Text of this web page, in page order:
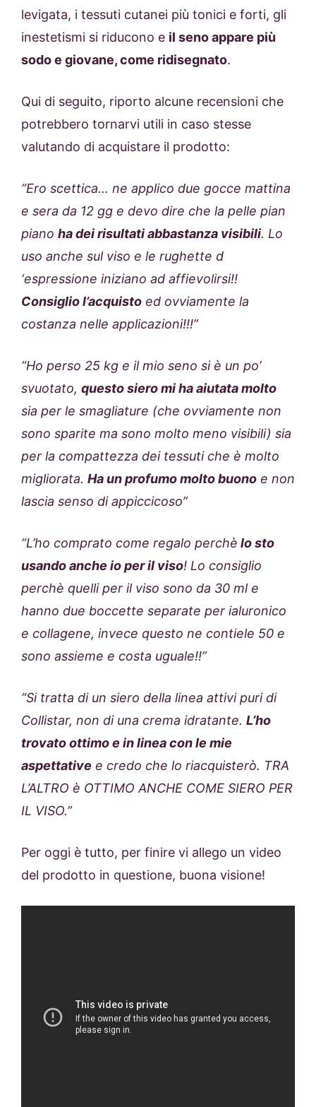
levigata, i tessuti cutanei più tonici e forti, gli
inestetismi si riducono e il seno appare più
sodo e giovane, come ridisegnato.
Qui di seguito, riporto alcune recensioni che
potrebbero tornarvi utili in caso stesse
valutando di acquistare il prodotto:
“Ero scettica… ne applico due gocce mattina
e sera da 12 gg e devo dire che la pelle pian
piano ha dei risultati abbastanza visibili. Lo
uso anche sul viso e le rughette d
‘espressione iniziano ad affievolirsi!!
Consiglio l’acquisto ed ovviamente la
costanza nelle applicazioni!!!”
“Ho perso 25 kg e il mio seno si è un po’
svuotato, questo siero mi ha aiutata molto
sia per le smagliature (che ovviamente non
sono sparite ma sono molto meno visibili) sia
per la compattezza dei tessuti che è molto
migliorata. Ha un profumo molto buono e non
lascia senso di appiccicoso”
“L’ho comprato come regalo perchè lo sto
usando anche io per il viso! Lo consiglio
perchè quelli per il viso sono da 30 ml e
hanno due boccette separate per ialuronico
e collagene, invece questo ne contiele 50 e
sono assieme e costa uguale!!”
“Si tratta di un siero della linea attivi puri di
Collistar, non di una crema idratante. L’ho
trovato ottimo e in linea con le mie
aspettative e credo che lo riacquisterò. TRA
L’ALTRO è OTTIMO ANCHE COME SIERO PER
IL VISO.”
Per oggi è tutto, per finire vi allego un video
del prodotto in questione, buona visione!